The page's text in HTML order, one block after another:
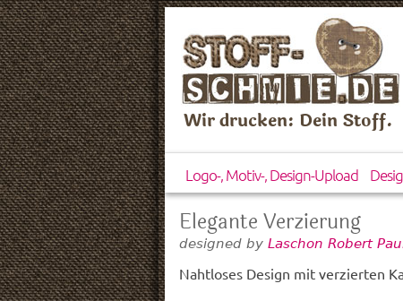
Wir drucken: Dein Stoff.
Logo-, Motiv-, Design-Upload
Elegante Verzierung
designed by Laschon Robert
Nahtloses Design mit verzierten